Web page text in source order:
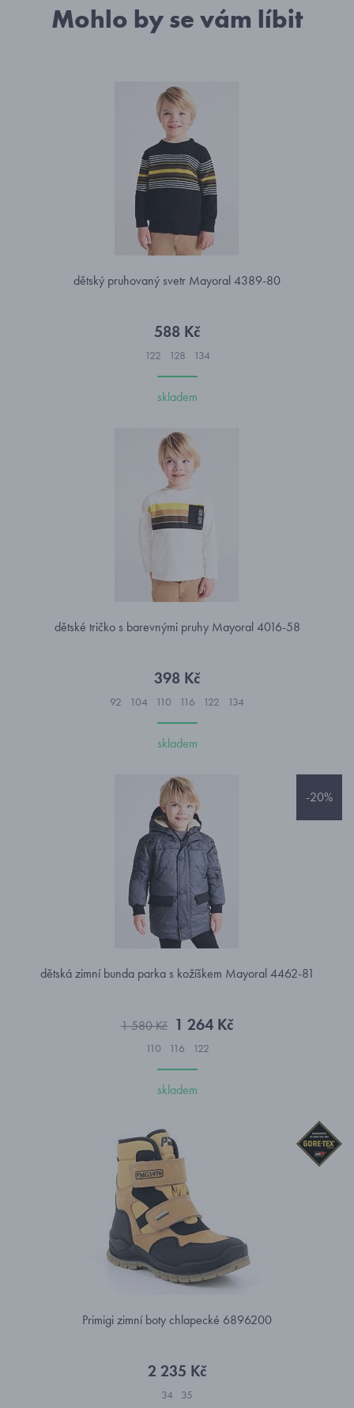
Mohlo by se vám líbit
dětský pruhovaný svetr Mayoral 4389-80
588 Kč
122 128 134
skladem
dětské tričko s barevnými pruhy Mayoral 4016-58
398 Kč
92 104 110 116 122 134
skladem
-20%
dětská zimní bunda parka s kožíškem Mayoral 4462-81
1 580 Kč 1 264 Kč
110 116 122
skladem
Primigi zimní boty chlapecké 6896200
2 235 Kč
34 35